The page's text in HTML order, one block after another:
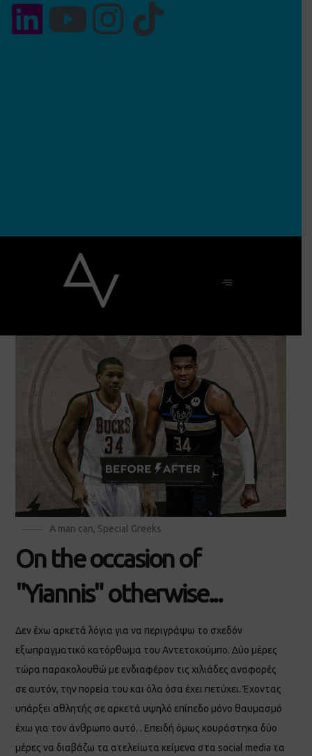
A man can, Special Greeks
On the occasion of
"Yiannis" otherwise...
Δεν έχω αρκετά λόγια για να περιγράψω το σχεδόν
εξωπραγματικό κατόρθωμα του Αντετοκούμπο. Δύο μέρες
τώρα παρακολουθώ με ενδιαφέρον τις χιλιάδες αναφορές
σε αυτόν, την πορεία του και όλα όσα έχει πετύχει. Έχοντας
υπάρξει αθλητής σε αρκετά υψηλό επίπεδο μόνο θαυμασμό
έχω για τον άνθρωπο αυτό. . Επειδή όμως κουράστηκα δύο
μέρες να διαβάζω τα ατελείωτα κείμενα στα social media τα